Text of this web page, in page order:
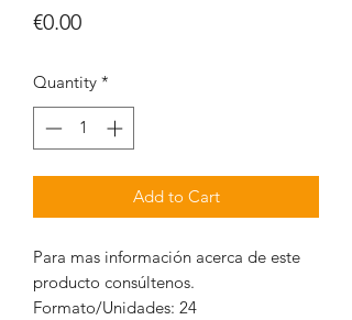
€0.00Price
Quantity *
Add to Cart
Para mas información acerca de este
producto consúltenos.
Formato/Unidades: 24